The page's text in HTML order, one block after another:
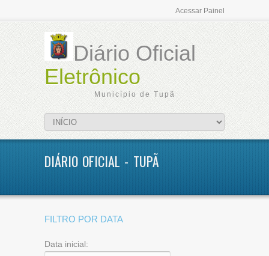
Acessar Painel
Diário Oficial
Eletrônico
Município de Tupã
DIÁRIO OFICIAL - TUPÃ
FILTRO POR DATA
Data inicial: